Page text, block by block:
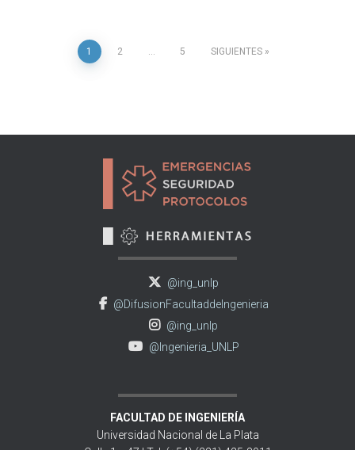
Paginación
entradas
1 2 … 5 SIGUIENTES
@ing_unlp
@DifusionFacultaddeIngenieria
@ing_unlp
@Ingenieria_UNLP
FACULTAD DE INGENIERÍA
Universidad Nacional de La Plata